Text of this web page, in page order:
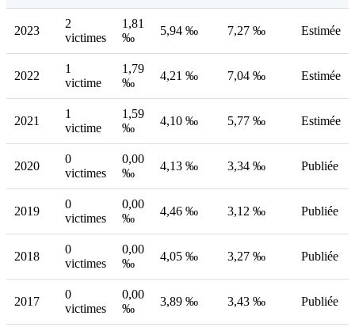
2023
2
victimes
1,81
‰
5,94 ‰ 7,27 ‰ Estimée
2022
1
victime
1,79
‰
4,21 ‰ 7,04 ‰ Estimée
2021
1
victime
1,59
‰
4,10 ‰ 5,77 ‰ Estimée
2020
0
victimes
0,00
‰
4,13 ‰ 3,34 ‰ Publiée
2019
0
victimes
0,00
‰
4,46 ‰ 3,12 ‰ Publiée
2018
0
victimes
0,00
‰
4,05 ‰ 3,27 ‰ Publiée
2017
0
victimes
0,00
‰
3,89 ‰ 3,43 ‰ Publiée